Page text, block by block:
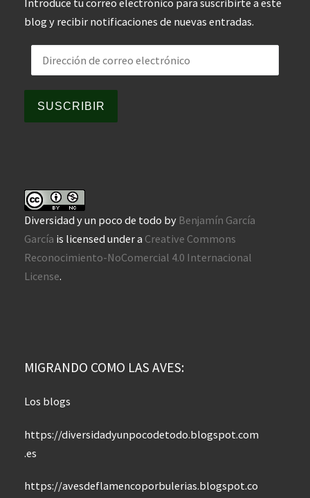
Introduce tu correo electrónico para suscribirte a este
blog y recibir notificaciones de nuevas entradas.
Dirección de correo electrónico
SUSCRIBIR
Diversidad y un poco de todo by Benjamín García
García is licensed under a Creative Commons
Reconocimiento-NoComercial 4.0 Internacional
License.
MIGRANDO COMO LAS AVES:
Los blogs
https://diversidadyunpocodetodo.blogspot.com
.es
https://avesdeflamencoporbulerias.blogspot.co